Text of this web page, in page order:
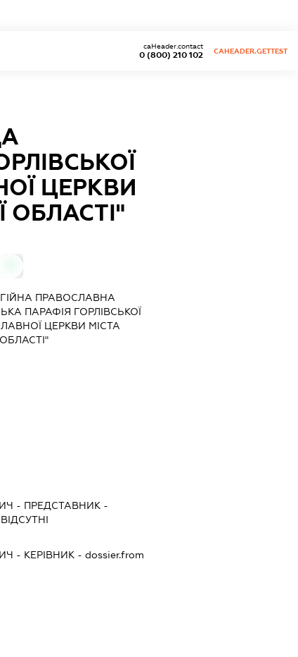
0 (800) 210 102
caHeader.contact
CAHEADER.GETTEST
ЦЕРКВИ
ОБЛАСТІ"
ПРАВОСЛАВНА
ПАРАФІЯ ГОРЛІВСЬКОЇ
ЦЕРКВИ МІСТА
- ПРЕДСТАВНИК -
- КЕРІВНИК - dossier.from